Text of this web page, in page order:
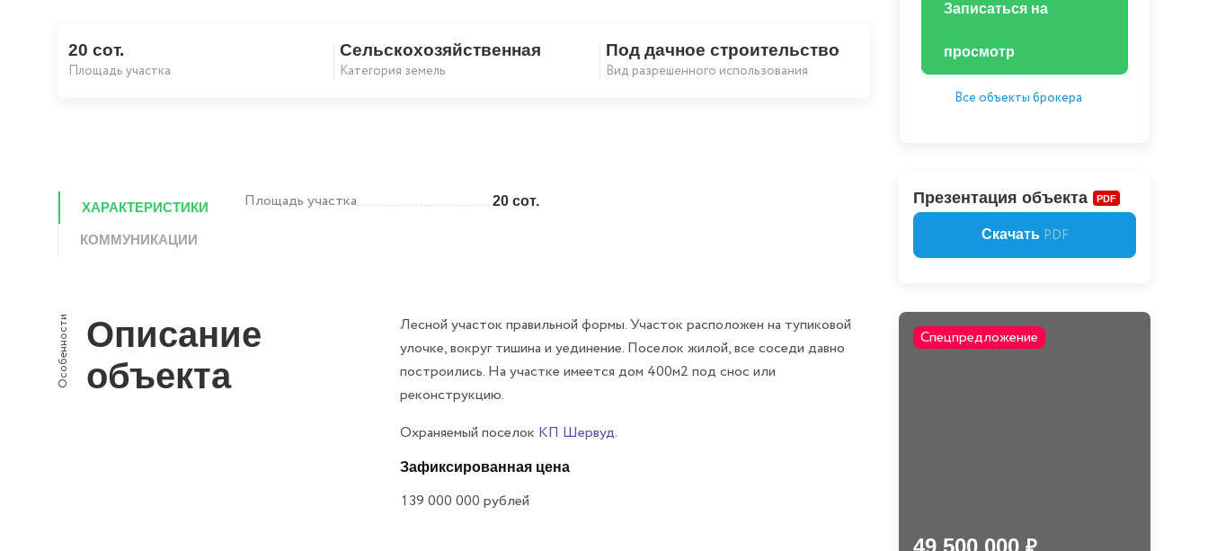
Скопировать ссылку
20 сот.
Площадь участка
Сельскохозяйственная
Категория земель
Под дачное строительство
Вид разрешенного использования
ХАРАКТЕРИСТИКИ
КОММУНИКАЦИИ
Площадь участка 20 сот.
Особенности Описание
объекта
Лесной участок правильной формы. Участок расположен на тупиковой
улочке, вокруг тишина и уединение. Поселок жилой, все соседи давно
построились. На участке имеется дом 400м2 под снос или
реконструкцию.
Охраняемый поселок КП Шервуд.
Зафиксированная цена
139 000 000 рублей
Записаться на
просмотр
Все объекты брокера
Презентация объекта PDF
Скачать PDF
Спецпредложение
49 500 000 ₽